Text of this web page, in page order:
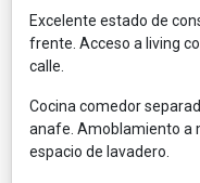
Excelente estado de
frente. Acceso a living
calle.
Cocina comedor
anafe. Amoblamiento a
espacio de lavadero.